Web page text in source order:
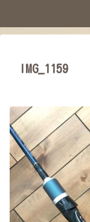
IMG_1159